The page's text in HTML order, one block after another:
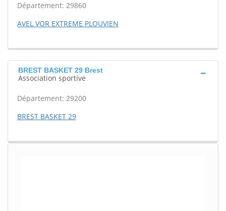
Département: 29860
AVEL VOR EXTREME PLOUVIEN
BREST BASKET 29 Brest
Association sportive
Département: 29200
BREST BASKET 29